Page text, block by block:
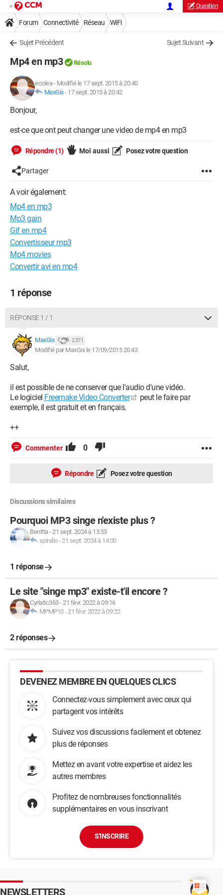
Question
Forum Connectivité Réseau WiFi
Sujet Précédent Sujet Suivant
Mp4 en mp3 Résolu
ecolea- Modifié le 17 sept. 2015 à 20:40
MaxGix- 17 sept. 2015 à 20:42
Bonjour,
est-ce que ont peut changer une video de mp4 en mp3
Répondre (1) Moi aussi Posez votre question
Partager
A voir également:
Mp4 en mp3
Mp3 gain
Gif en mp4
Convertisseur mp3
Mp4 movies
Convertir avi en mp4
1 réponse
RÉPONSE 1 / 1
MaxGix 2 371
Modifié par MaxGix le 17/09/2015 20:43
Salut,
il est possible de ne conserver que l'audio d'une vidéo.
Le logiciel Freemake Video Converter
peut le faire par
exemple, il est gratuit et en français.
++
Commenter 0
Répondre Posez votre question
Discussions similaires
Pourquoi MP3 singe n'existe plus ?
Benitta-21 sept. 2024 à 13:53
spiralio-21 sept. 2024 à 14:00
1 réponse
Le site "singe mp3" existe-t'il encore ?
Cyrlatic363-21 févr. 2022 à 09:16
MPMP10-21 févr. 2022 à 09:22
2 réponses
DEVENEZ MEMBRE EN QUELQUES CLICS
Connectez-vous simplement avec ceux qui
partagent vos intérêts
Suivez vos discussions facilement et obtenez
plus de réponses
Mettez en avant votre expertise et aidez les
autres membres
Profitez de nombreuses fonctionnalités
supplémentaires en vous inscrivant
S'INSCRIRE
NEWSLETTERS